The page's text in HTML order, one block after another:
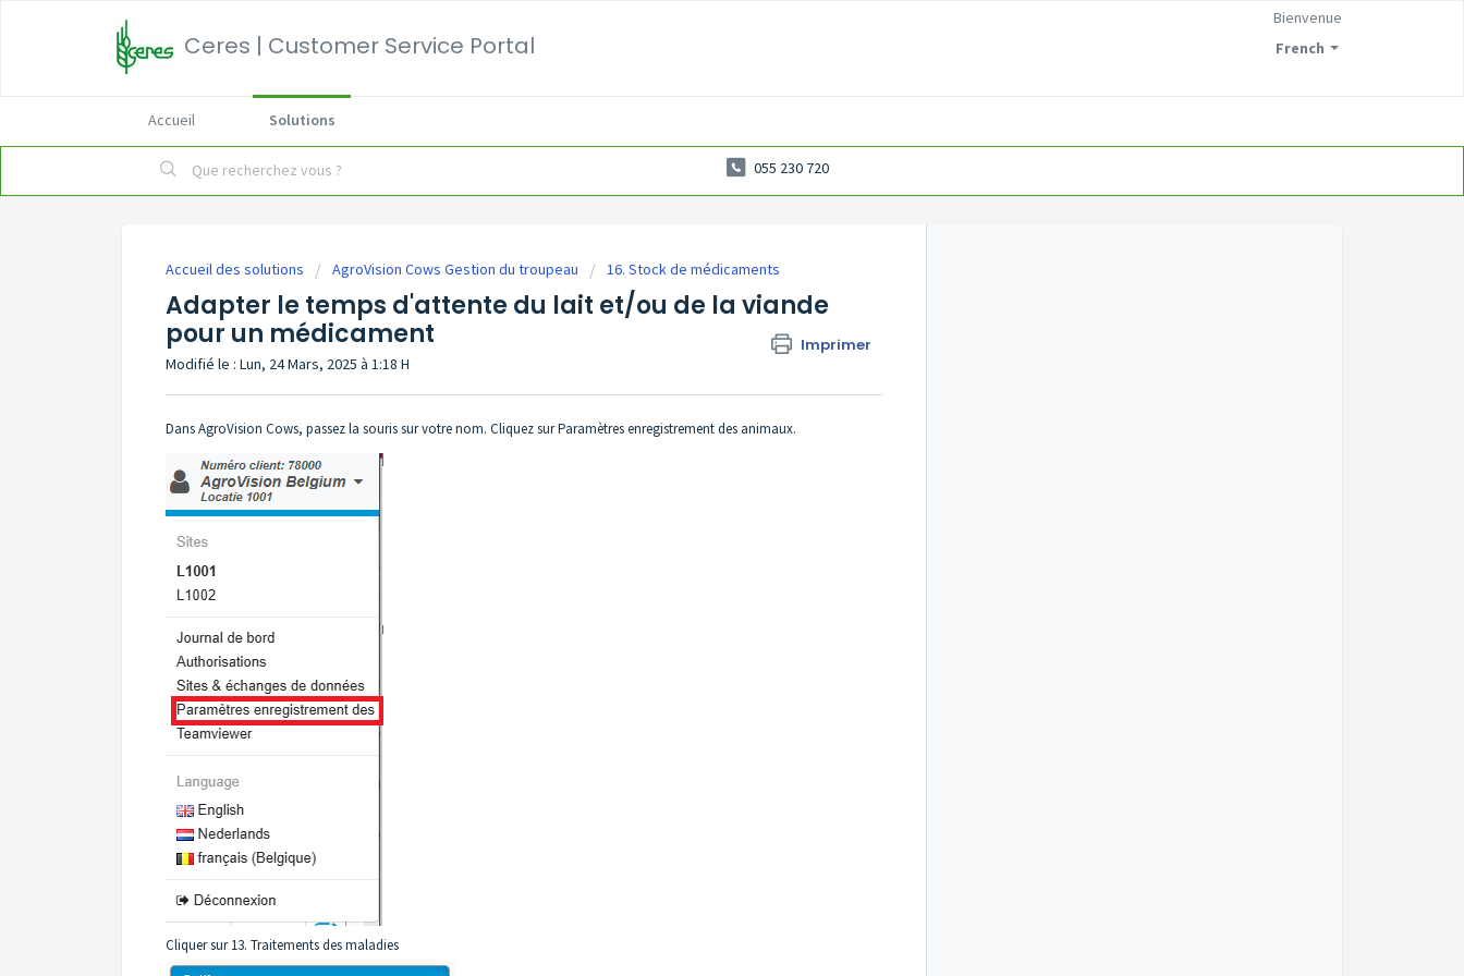
Ceres | Customer Service Portal French
Bienvenue
Accueil Solutions
055 230 720
Accueil des solutions AgroVision Cows Gestion du troupeau 16. Stock de médicaments
Adapter le temps d'attente du lait et/ou de la viande
pour un médicament
Imprimer
Modifié le : Lun, 24 Mars, 2025 à 1:18 H
Dans AgroVision Cows, passez la souris sur votre nom. Cliquez sur Paramètres enregistrement des animaux.
Cliquer sur 13. Traitements des maladies